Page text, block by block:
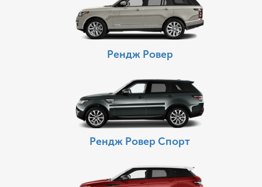
Рендж Ровер
Рендж Ровер Спорт